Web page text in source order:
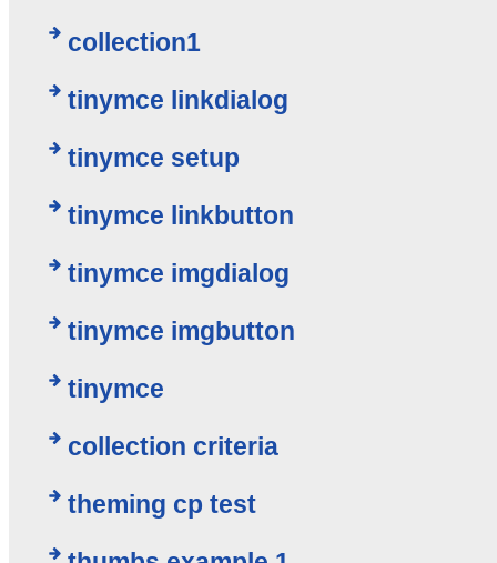
collection1
tinymce linkdialog
tinymce setup
tinymce linkbutton
tinymce imgdialog
tinymce imgbutton
tinymce
collection criteria
theming cp test